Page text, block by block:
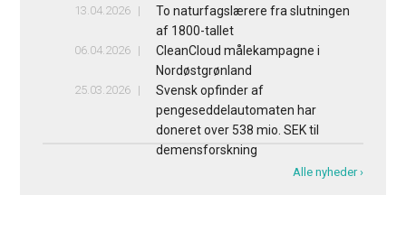
13.04.2026
To naturfagslærere fra slutningen
af 1800-tallet
06.04.2026
CleanCloud målekampagne i
Nordøstgrønland
25.03.2026
Svensk opfinder af
pengeseddelautomaten har
doneret over 538 mio. SEK til
demensforskning
Alle nyheder ›